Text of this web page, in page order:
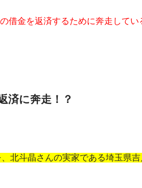
借金を返済するために奔走してい
済に奔走！？
北斗晶さんの実家である埼玉県